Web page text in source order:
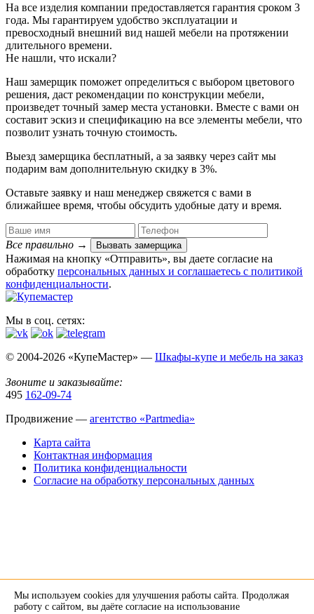
На все изделия компании предоставляется гарантия сроком 3
года. Мы гарантируем удобство эксплуатации и
превосходный внешний вид нашей мебели на протяжении
длительного времени.
Не нашли, что искали?
Наш замерщик поможет определиться с выбором цветового
решения, даст рекомендации по конструкции мебели,
произведет точный замер места установки. Вместе с вами он
составит эскиз и спецификацию на все элементы мебели, что
позволит узнать точную стоимость.
Выезд замерщика бесплатный, а за заявку через сайт мы
подарим вам дополнительную скидку в 3%.
Оставьте заявку и наш менеджер свяжется с вами в
ближайшее время, чтобы обсудить удобные дату и время.
Все правильно → Вызвать замерщика
Нажимая на кнопку «Отправить», вы даете согласие на
обработку персональных данных​ и соглашаетесь c политикой
конфиденциальности.
Мы в соц. сетях:
© 2004-2026 «КупеМастер» — Шкафы-купе и мебель на заказ
Звоните и заказывайте:
495 162-09-74
Продвижение — агентство «Partmedia»
Карта сайта
Контактная информация
Политика конфиденциальности
Согласие на обработку персональных данных
Мы используем cookies для улучшения работы сайта. Продолжая
работу с сайтом, вы даёте согласие на использование